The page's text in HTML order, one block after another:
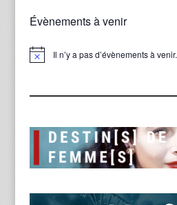
Évènements à venir
Notice Il n’y a pas d’évènements à venir.